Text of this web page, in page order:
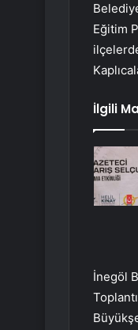
Eğitim
İlgili
İnegöl